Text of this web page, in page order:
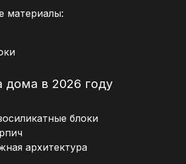
материалы:
дома в 2026 году
блоки
архитектура